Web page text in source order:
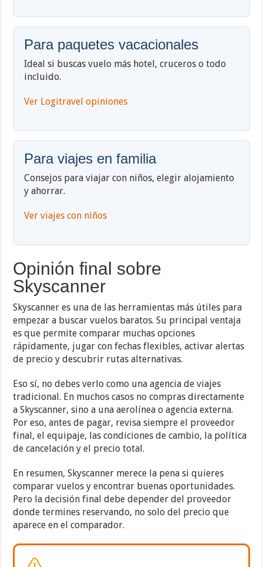
Para paquetes vacacionales
Ideal si buscas vuelo más hotel, cruceros o todo
incluido.
Ver Logitravel opiniones
Para viajes en familia
Consejos para viajar con niños, elegir alojamiento
y ahorrar.
Ver viajes con niños
Opinión final sobre
Skyscanner
Skyscanner es una de las herramientas más útiles para
empezar a buscar vuelos baratos. Su principal ventaja
es que permite comparar muchas opciones
rápidamente, jugar con fechas flexibles, activar alertas
de precio y descubrir rutas alternativas.
Eso sí, no debes verlo como una agencia de viajes
tradicional. En muchos casos no compras directamente
a Skyscanner, sino a una aerolínea o agencia externa.
Por eso, antes de pagar, revisa siempre el proveedor
final, el equipaje, las condiciones de cambio, la política
de cancelación y el precio total.
En resumen, Skyscanner merece la pena si quieres
comparar vuelos y encontrar buenas oportunidades.
Pero la decisión final debe depender del proveedor
donde termines reservando, no solo del precio que
aparece en el comparador.